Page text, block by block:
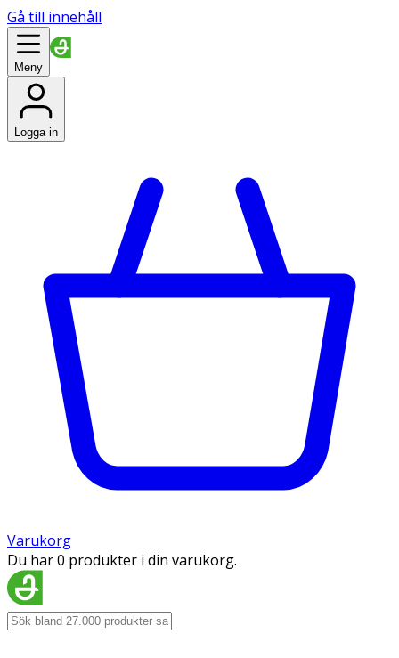
Gå till innehåll
Meny
Logga in
Varukorg
Du har 0 produkter i din varukorg.